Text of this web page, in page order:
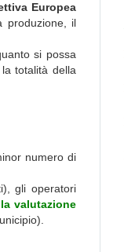
Europea
produzione, il
si possa
totalità della
numero di
gli operatori
valutazione